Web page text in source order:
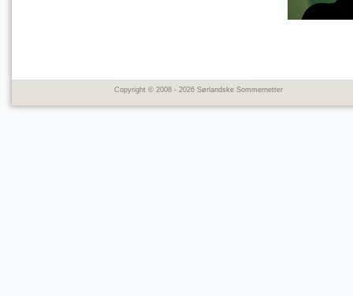
Copyright © 2008 - 2026 Sørlandske Sommernetter